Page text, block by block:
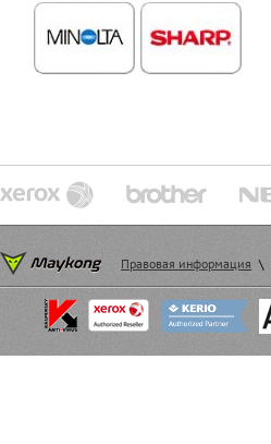
Правовая информация \